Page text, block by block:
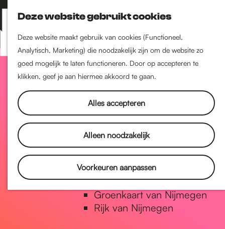
Deze website gebruikt cookies
Deze website maakt gebruik van cookies (Functioneel,
Analytisch, Marketing) die noodzakelijk zijn om de website zo
goed mogelijk te laten functioneren. Door op accepteren te
klikken, geef je aan hiermee akkoord te gaan.
Alles accepteren
Alleen noodzakelijk
Voorkeuren aanpassen
Z
o
e
k
e
K
a
a
r
t
M
e
n
Nijmegen-Nieuw-West
Nijmegen-Oud-West
Dukenburg
Lindenholt
Historie
De oudste stad van
Nederland
Historische tijdlijn
Romeinse Limes
Vrede van Nijmegen Penning
Natuur in Nijmegen
Groenkaart van Nijmegen
Rijk van Nijmegen